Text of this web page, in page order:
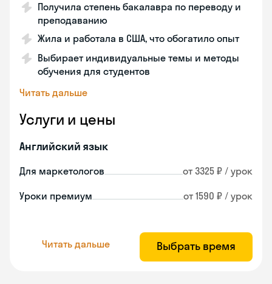
Получила степень бакалавра по переводу и
преподаванию
Жила и работала в США, что обогатило опыт
Выбирает индивидуальные темы и методы
обучения для студентов
Читать дальше
Услуги и цены
Английский язык
Для маркетологов от 3325 ₽ / урок
Уроки премиум от 1590 ₽ / урок
Читать дальше Выбрать время